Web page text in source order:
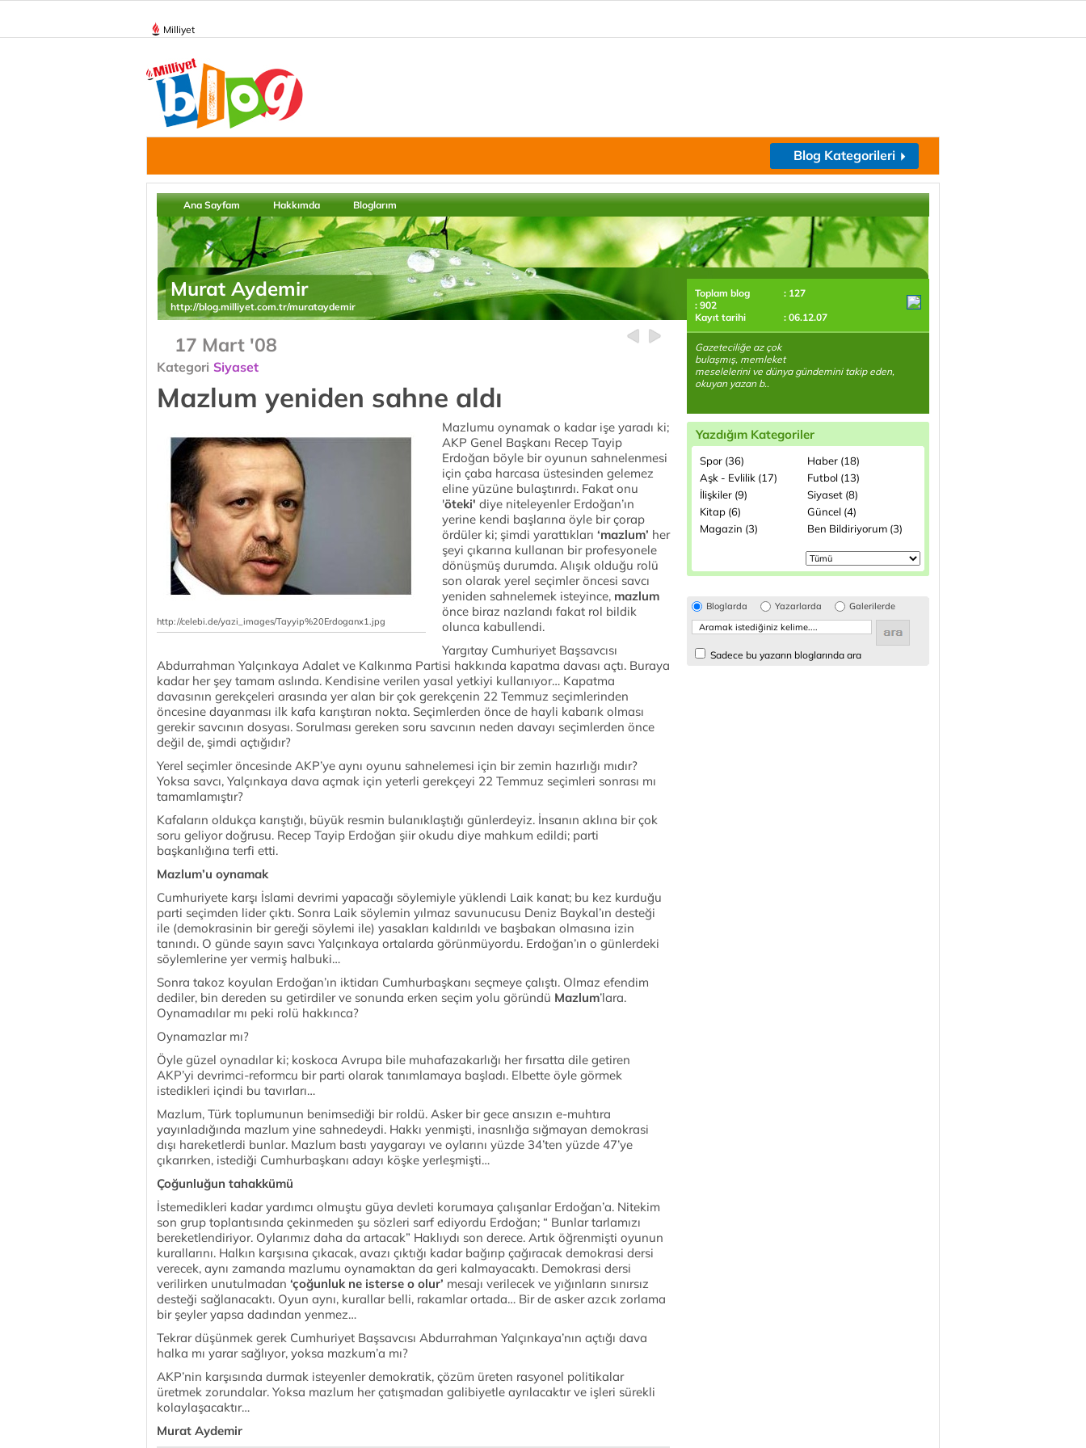
Milliyet
Blog Kategorileri
Ana Sayfam Hakkımda Bloglarım
Murat Aydemir
http://blog.milliyet.com.tr/murataydemir
17 Mart '08
Kategori Siyaset
Mazlum yeniden sahne aldı
http://celebi.de/yazi_images/Tayyip%20Erdoganx1.jpg
Mazlumu oynamak o kadar işe yaradı ki;
AKP Genel Başkanı Recep Tayip
Erdoğan böyle bir oyunun sahnelenmesi
için çaba harcasa üstesinden gelemez
eline yüzüne bulaştırırdı. Fakat onu
'öteki' diye niteleyenler Erdoğan’ın
yerine kendi başlarına öyle bir çorap
ördüler ki; şimdi yarattıkları ‘mazlum’ her
şeyi çıkarına kullanan bir profesyonele
dönüşmüş durumda. Alışık olduğu rolü
son olarak yerel seçimler öncesi savcı
yeniden sahnelemek isteyince, mazlum
önce biraz nazlandı fakat rol bildik
olunca kabullendi.
Yargıtay Cumhuriyet Başsavcısı
Abdurrahman Yalçınkaya Adalet ve Kalkınma Partisi hakkında kapatma davası açtı. Buraya
kadar her şey tamam aslında. Kendisine verilen yasal yetkiyi kullanıyor… Kapatma
davasının gerekçeleri arasında yer alan bir çok gerekçenin 22 Temmuz seçimlerinden
öncesine dayanması ilk kafa karıştıran nokta. Seçimlerden önce de hayli kabarık olması
gerekir savcının dosyası. Sorulması gereken soru savcının neden davayı seçimlerden önce
değil de, şimdi açtığıdır?
Yerel seçimler öncesinde AKP’ye aynı oyunu sahnelemesi için bir zemin hazırlığı mıdır?
Yoksa savcı, Yalçınkaya dava açmak için yeterli gerekçeyi 22 Temmuz seçimleri sonrası mı
tamamlamıştır?
Kafaların oldukça karıştığı, büyük resmin bulanıklaştığı günlerdeyiz. İnsanın aklına bir çok
soru geliyor doğrusu. Recep Tayip Erdoğan şiir okudu diye mahkum edildi; parti
başkanlığına terfi etti.
Mazlum’u oynamak
Cumhuriyete karşı İslami devrimi yapacağı söylemiyle yüklendi Laik kanat; bu kez kurduğu
parti seçimden lider çıktı. Sonra Laik söylemin yılmaz savunucusu Deniz Baykal’ın desteği
ile (demokrasinin bir gereği söylemi ile) yasakları kaldırıldı ve başbakan olmasına izin
tanındı. O günde sayın savcı Yalçınkaya ortalarda görünmüyordu. Erdoğan’ın o günlerdeki
söylemlerine yer vermiş halbuki…
Sonra takoz koyulan Erdoğan’ın iktidarı Cumhurbaşkanı seçmeye çalıştı. Olmaz efendim
dediler, bin dereden su getirdiler ve sonunda erken seçim yolu göründü Mazlum’lara.
Oynamadılar mı peki rolü hakkınca?
Oynamazlar mı?
Öyle güzel oynadılar ki; koskoca Avrupa bile muhafazakarlığı her fırsatta dile getiren
AKP’yi devrimci-reformcu bir parti olarak tanımlamaya başladı. Elbette öyle görmek
istedikleri içindi bu tavırları…
Mazlum, Türk toplumunun benimsediği bir roldü. Asker bir gece ansızın e-muhtıra
yayınladığında mazlum yine sahnedeydi. Hakkı yenmişti, inasnlığa sığmayan demokrasi
dışı hareketlerdi bunlar. Mazlum bastı yaygarayı ve oylarını yüzde 34’ten yüzde 47’ye
çıkarırken, istediği Cumhurbaşkanı adayı köşke yerleşmişti…
Çoğunluğun tahakkümü
İstemedikleri kadar yardımcı olmuştu güya devleti korumaya çalışanlar Erdoğan’a. Nitekim
son grup toplantısında çekinmeden şu sözleri sarf ediyordu Erdoğan; “ Bunlar tarlamızı
bereketlendiriyor. Oylarımız daha da artacak” Haklıydı son derece. Artık öğrenmişti oyunun
kurallarını. Halkın karşısına çıkacak, avazı çıktığı kadar bağırıp çağıracak demokrasi dersi
verecek, aynı zamanda mazlumu oynamaktan da geri kalmayacaktı. Demokrasi dersi
verilirken unutulmadan ‘çoğunluk ne isterse o olur’ mesajı verilecek ve yığınların sınırsız
desteği sağlanacaktı. Oyun aynı, kurallar belli, rakamlar ortada… Bir de asker azcık zorlama
bir şeyler yapsa dadından yenmez…
Tekrar düşünmek gerek Cumhuriyet Başsavcısı Abdurrahman Yalçınkaya’nın açtığı dava
halka mı yarar sağlıyor, yoksa mazkum’a mı?
AKP’nin karşısında durmak isteyenler demokratik, çözüm üreten rasyonel politikalar
üretmek zorundalar. Yoksa mazlum her çatışmadan galibiyetle ayrılacaktır ve işleri sürekli
kolaylaşacaktır…
Murat Aydemir
Toplam blog
: 127
: 902
Kayıt tarihi
: 06.12.07
Gazeteciliğe az çok
bulaşmış, memleket
meselelerini ve dünya gündemini takip eden,
okuyan yazan b..
Yazdığım Kategoriler
Spor (36)
Haber (18)
Aşk - Evlilik (17)
Futbol (13)
İlişkiler (9)
Siyaset (8)
Kitap (6)
Güncel (4)
Magazin (3)
Ben Bildiriyorum (3)
Bloglarda Yazarlarda Galerilerde
Sadece bu yazarın bloglarında ara